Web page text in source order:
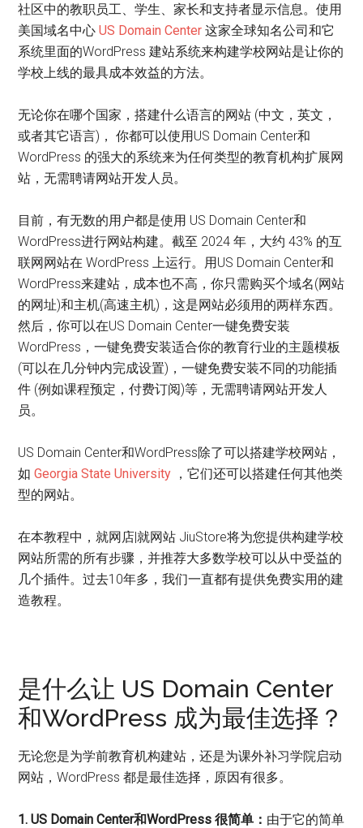
社区中的教职员工、学生、家长和支持者显示信息。使用
美国域名中心US Domain Center 这家全球知名公司和它
系统里面的WordPress 建站系统来构建学校网站是让你的
学校上线的最具成本效益的方法。
无论你在哪个国家，搭建什么语言的网站 (中文，英文，
或者其它语言)， 你都可以使用US Domain Center和
WordPress 的强大的系统来为任何类型的教育机构扩展网
站，无需聘请网站开发人员。
目前，有无数的用户都是使用 US Domain Center和
WordPress进行网站构建。截至 2024 年，大约 43% 的互
联网网站在 WordPress 上运行。用US Domain Center和
WordPress来建站，成本也不高，你只需购买个域名(网站
的网址)和主机(高速主机)，这是网站必须用的两样东西。
然后，你可以在US Domain Center一键免费安装
WordPress，一键免费安装适合你的教育行业的主题模板
(可以在几分钟内完成设置)，一键免费安装不同的功能插
件 (例如课程预定，付费订阅)等，无需聘请网站开发人
员。
US Domain Center和WordPress除了可以搭建学校网站，
如Georgia State University ，它们还可以搭建任何其他类
型的网站。
在本教程中，就网店|就网站 JiuStore将为您提供构建学校
网站所需的所有步骤，并推荐大多数学校可以从中受益的
几个插件。过去10年多，我们一直都有提供免费实用的建
造教程。
是什么让 US Domain Center
和WordPress 成为最佳选择？
无论您是为学前教育机构建站，还是为课外补习学院启动
网站，WordPress 都是最佳选择，原因有很多。
1. US Domain Center和WordPress 很简单： 由于它的简单